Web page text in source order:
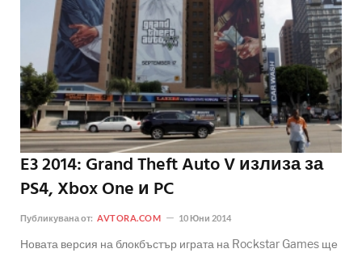
E3 2014: Grand Theft Auto V излиза за
PS4, Xbox One и PC
Публикувана от: AVTORA.COM 10 Юни 2014
Новата версия на блокбъстър играта на Rockstar Games ще